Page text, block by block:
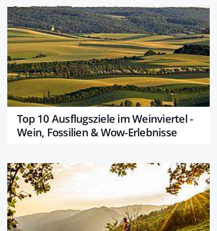
Top 10 Ausflugsziele im Weinviertel -
Wein, Fossilien & Wow-Erlebnisse